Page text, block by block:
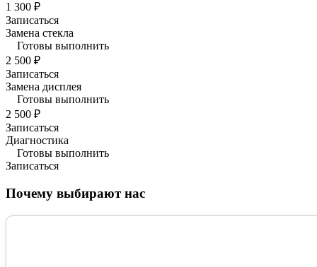
1 300 ₽
Записаться
Замена стекла
Готовы выполнить
2 500 ₽
Записаться
Замена дисплея
Готовы выполнить
2 500 ₽
Записаться
Диагностика
Готовы выполнить
Записаться
Почему выбирают нас